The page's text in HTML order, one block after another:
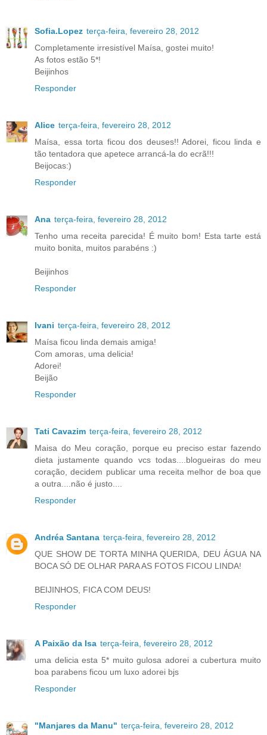
Sofia.Lopez terça-feira, fevereiro 28, 2012
Completamente irresistível Maísa, gostei muito!
As fotos estão 5*!
Beijinhos
Responder
Alice terça-feira, fevereiro 28, 2012
Maísa, essa torta ficou dos deuses!! Adorei, ficou linda e
tão tentadora que apetece arrancá-la do ecrã!!!
Beijocas:)
Responder
Ana terça-feira, fevereiro 28, 2012
Tenho uma receita parecida! É muito bom! Esta tarte está
muito bonita, muitos parabéns :)
Beijinhos
Responder
Ivani terça-feira, fevereiro 28, 2012
Maísa ficou linda demais amiga!
Com amoras, uma delicia!
Adorei!
Beijão
Responder
Tati Cavazim terça-feira, fevereiro 28, 2012
Maisa do Meu coração, porque eu preciso estar fazendo
dieta justamente quando vcs todas....blogueiras do meu
coração, decidem publicar uma receita melhor de boa que
a outra....não é justo....
Responder
Andréa Santana terça-feira, fevereiro 28, 2012
QUE SHOW DE TORTA MINHA QUERIDA, DEU ÁGUA NA
BOCA SÓ DE OLHAR PARA AS FOTOS FICOU LINDA!
BEIJINHOS, FICA COM DEUS!
Responder
A Paixão da Isa terça-feira, fevereiro 28, 2012
uma delicia esta 5* muito gulosa adorei a cubertura muito
boa parabens ficou um luxo adorei bjs
Responder
"Manjares da Manu" terça-feira, fevereiro 28, 2012